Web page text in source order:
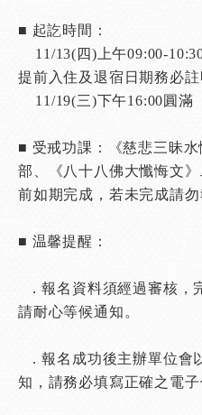
■ 起訖時間：
11/13(四)上午09:00-
提前入住及退宿日期務必
11/19(三)下午16:00圓滿
■ 受戒功課：《慈悲三昧
部、《八十八佛大懺悔文
前如期完成，若未完成請勿
■ 温馨提醒：
．報名資料須經過審核，
請耐心等候通知。
．報名成功後主辦單位會
知，請務必填寫正確之電子